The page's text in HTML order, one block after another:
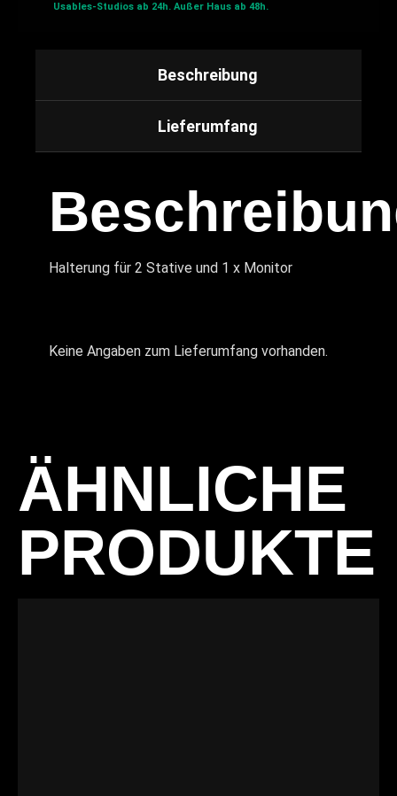
Usables-Studios ab 24h. Außer Haus ab 48h.
Beschreibung
Lieferumfang
Halterung für 2 Stative und 1 x Monitor
Keine Angaben zum Lieferumfang vorhanden.
ÄHNLICHE
PRODUKTE